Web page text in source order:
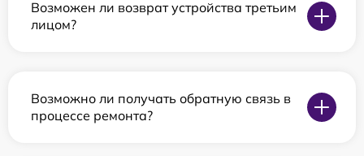
Возможен ли возврат устройства третьим
лицом?
Возможно ли получать обратную связь в
процессе ремонта?